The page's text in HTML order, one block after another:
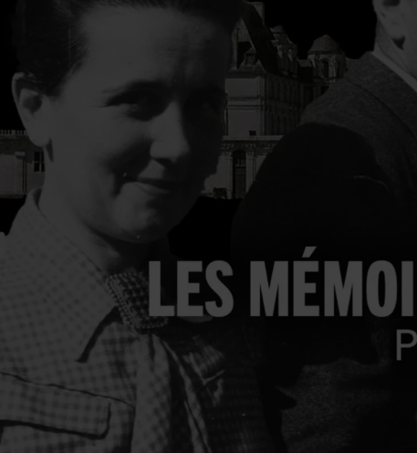
Jouer la vidéo Les Mémoires de guerre du Louvre par Catherine Velle